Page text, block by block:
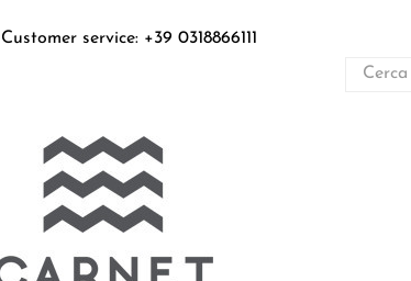
Customer service: +39 0318866111